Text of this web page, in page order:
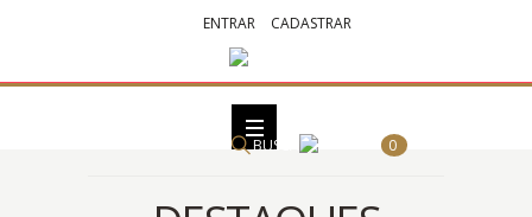
ENTRAR CADASTRAR
0
BUSCA